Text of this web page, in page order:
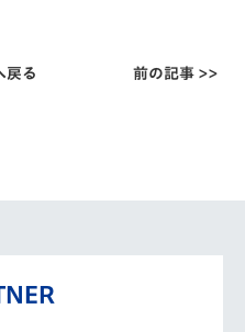
戻る 前の記事 >>